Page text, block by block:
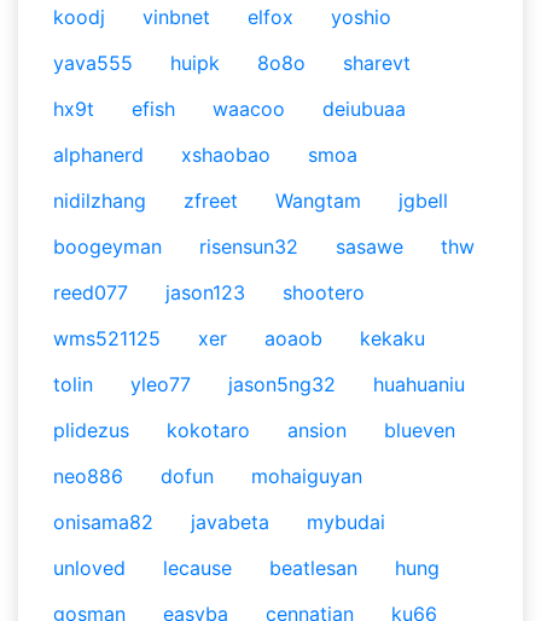
koodj
vinbnet elfox
yoshio
yava555
huipk 8o8o
sharevt
hx9t
efish waacoo
deiubuaa
alphanerd
xshaobao
smoa
nidilzhang
zfreet Wangtam
jgbell
boogeyman
risensun32 sasawe
thw
reed077
jason123
shootero
wms521125
xer aoaob
kekaku
tolin
yleo77 jason5ng32
huahuaniu
plidezus
kokotaro ansion
blueven
neo886
dofun
mohaiguyan
onisama82
javabeta
mybudai
unloved
lecause beatlesan
hung
gosman
easyba cennatian ku66